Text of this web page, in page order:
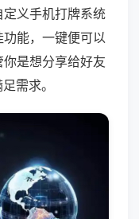
义手机打牌系统
能，一键便可以
是想分享给好友
需求。